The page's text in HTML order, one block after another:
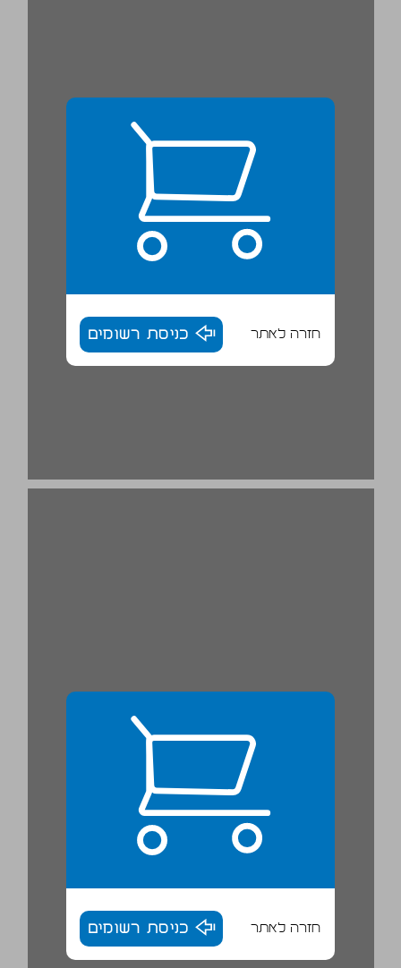
חזרה לאתר כניסת רשומים
חזרה לאתר כניסת רשומים